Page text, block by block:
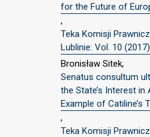
for the Future of
,
Teka Komisji
Lublinie: Vol. 10 (2017)
Bronisław Sitek,
Senatus consultum
the State’s Interest
Example of Catiline’s
,
Teka Komisji